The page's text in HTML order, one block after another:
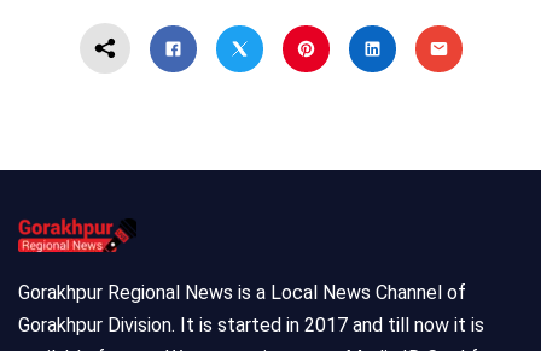
Gorakhpur Regional News is a Local News Channel of
Gorakhpur Division. It is started in 2017 and till now it is